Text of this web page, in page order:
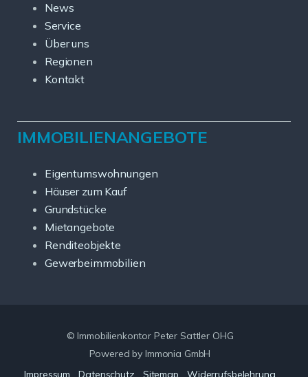
News
Service
Über uns
Regionen
Kontakt
IMMOBILIENANGEBOTE
Eigentumswohnungen
Häuser zum Kauf
Grundstücke
Mietangebote
Renditeobjekte
Gewerbeimmobilien
© Immobilienkontor Peter Sattler OHG
Powered by Immonia GmbH
Impressum
Datenschutz Sitemap Widerrufsbelehrung